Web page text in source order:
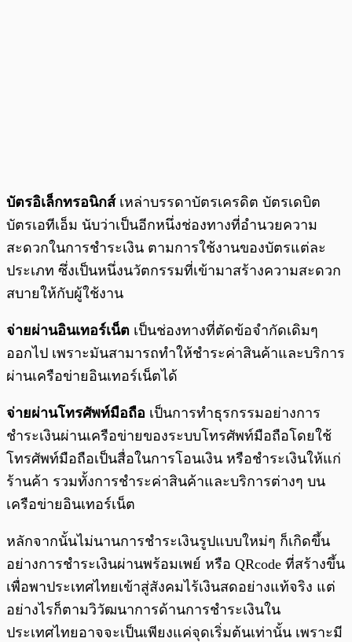
บัตรอิเล็กทรอนิกส์ เหล่าบรรดาบัตรเครดิต บัตรเดบิต
บัตรเอทีเอ็ม นับว่าเป็นอีกหนึ่งช่องทางที่อำนวยความ
สะดวกในการชำระเงิน ตามการใช้งานของบัตรแต่ละ
ประเภท ซึ่งเป็นหนึ่งนวัตกรรมที่เข้ามาสร้างความสะดวก
สบายให้กับผู้ใช้งาน
จ่ายผ่านอินเทอร์เน็ต เป็นช่องทางที่ตัดข้อจำกัดเดิมๆ
ออกไป เพราะมันสามารถทำให้ชำระค่าสินค้าและบริการ
ผ่านเครือข่ายอินเทอร์เน็ตได้
จ่ายผ่านโทรศัพท์มือถือ เป็นการทำธุรกรรมอย่างการ
ชำระเงินผ่านเครือข่ายของระบบโทรศัพท์มือถือโดยใช้
โทรศัพท์มือถือเป็นสื่อในการโอนเงิน หรือชำระเงินให้แก่
ร้านค้า รวมทั้งการชำระค่าสินค้าและบริการต่างๆ บน
เครือข่ายอินเทอร์เน็ต
หลักจากนั้นไม่นานการชำระเงินรูปแบบใหม่ๆ ก็เกิดขึ้น
อย่างการชำระเงินผ่านพร้อมเพย์ หรือ QRcode ที่สร้างขึ้น
เพื่อพาประเทศไทยเข้าสู่สังคมไร้เงินสดอย่างแท้จริง แต่
อย่างไรก็ตามวิวัฒนาการด้านการชำระเงินใน
ประเทศไทยอาจจะเป็นเพียงแค่จุดเริ่มต้นเท่านั้น เพราะมี